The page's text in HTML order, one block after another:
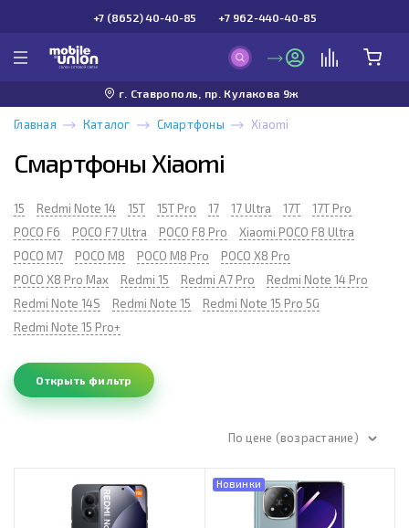
+7 (8652) 40-40-85 +7 962-440-40-85
г. Ставрополь, пр. Кулакова 9ж
Главная Каталог Смартфоны Xiaomi
Смартфоны Xiaomi
15 Redmi Note 14 15T 15T Pro 17 17 Ultra 17T
17T Pro
POCO F6
POCO F7 Ultra POCO F8 Pro
Xiaomi POCO F8 Ultra
POCO M7
POCO M8 POCO M8 Pro
POCO X8 Pro
POCO X8 Pro Max
Redmi 15 Redmi A7 Pro
Redmi Note 14 Pro
Redmi Note 14S
Redmi Note 15
Redmi Note 15 Pro 5G
Redmi Note 15 Pro+
Открыть фильтр
По цене (возрастание)
Новинки